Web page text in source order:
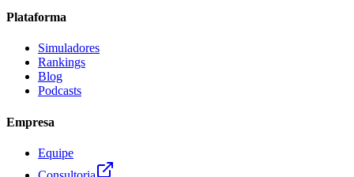
Plataforma
Simuladores
Rankings
Blog
Podcasts
Empresa
Equipe